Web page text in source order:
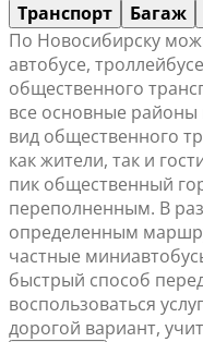
Транспорт Багаж
По Новосибирску
автобусе,
общественного
все основные районы
вид общественного
как жители, так и
пик общественный
переполненным. В
определенным
частные
быстрый способ
воспользоваться
дорогой вариант,